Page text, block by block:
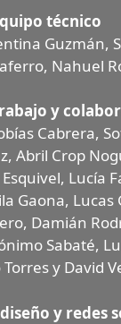
técnico
Guzmán,
Nahuel
y
Cabrera,
Abril Crop
Lucía
Gaona, Lucas
Damián
Sabaté,
y David
y redes